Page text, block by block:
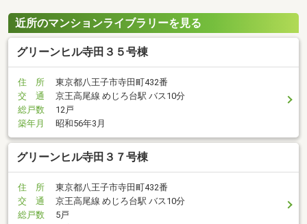
近所のマンションライブラリーを見る
グリーンヒル寺田３５号棟
住 所
東京都八王子市寺田町432番
交 通
京王高尾線 めじろ台駅 バス10分
総戸数
12戸
築年月
昭和56年3月
グリーンヒル寺田３７号棟
住 所
東京都八王子市寺田町432番
交 通
京王高尾線 めじろ台駅 バス10分
総戸数
5戸